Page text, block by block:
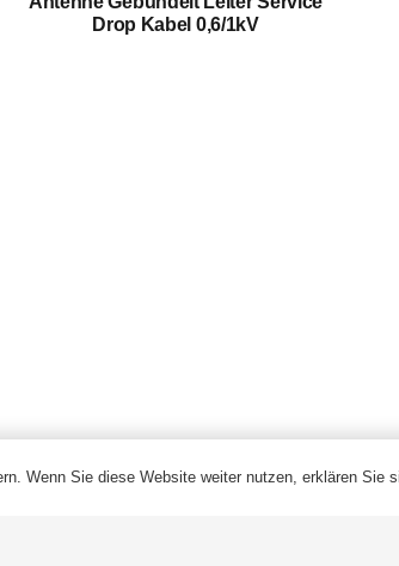
Drop Kabel 0,6/1kV
Qrunning Alle Rechte vorbehalten
Wenn Sie diese Website weiter nutzen, erklären Sie